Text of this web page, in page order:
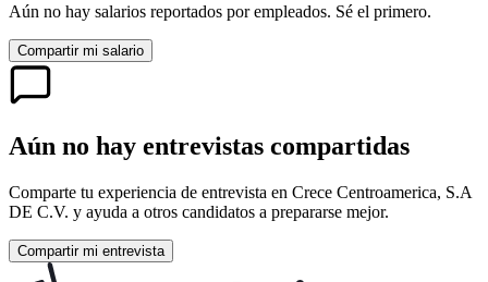
Aún no hay salarios reportados por empleados. Sé el primero.
Compartir mi salario
Aún no hay entrevistas compartidas
Comparte tu experiencia de entrevista en Crece Centroamerica, S.A
DE C.V. y ayuda a otros candidatos a prepararse mejor.
Compartir mi entrevista